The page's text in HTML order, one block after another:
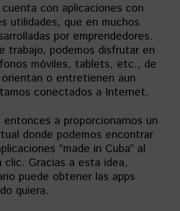
con aplicaciones con
utilidades, que en muchos
por emprendedores.
trabajo, podemos disfrutar en
móviles, tablets, etc., de
o entretienen aun
conectados a Internet.
entonces a proporcionarnos un
donde podemos encontrar
“made in Cuba” al
clic. Gracias a esta idea,
puede obtener las apps
quiera.